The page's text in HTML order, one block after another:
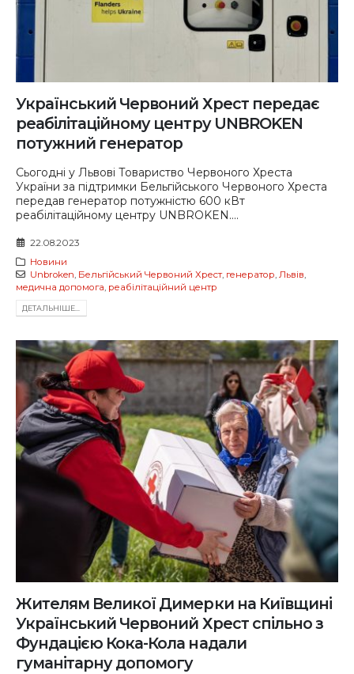
Український Червоний Хрест передає
реабілітаційному центру UNBROKEN
потужний генератор
Сьогодні у Львові Товариство Червоного Хреста
України за підтримки Бельгійського Червоного Хреста
передав генератор потужністю 600 кВт
реабілітаційному центру UNBROKEN....
22.08.2023
Новини
Unbroken, Бельгійський Червоний Хрест, генератор, Львів,
медична допомога, реабілітаційний центр
ДЕТАЛЬНIШЕ...
Жителям Великої Димерки на Київщині
Український Червоний Хрест спільно з
Фундацією Кока-Кола надали
гуманітарну допомогу